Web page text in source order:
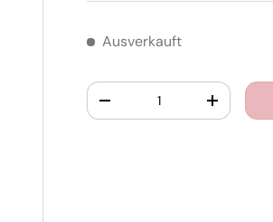
Ausverkauft
Anzahl
-
+